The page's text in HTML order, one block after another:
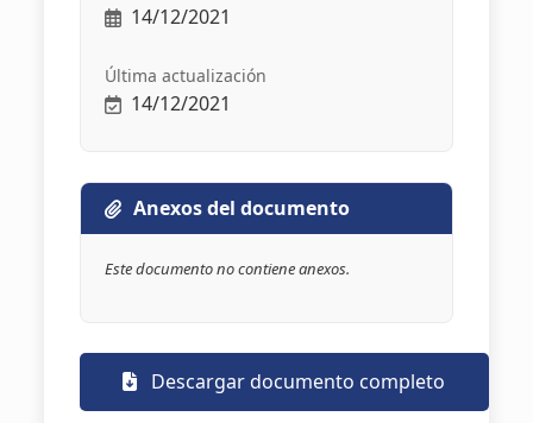
14/12/2021
Última actualización
14/12/2021
Anexos del documento
Este documento no contiene anexos.
Descargar documento completo